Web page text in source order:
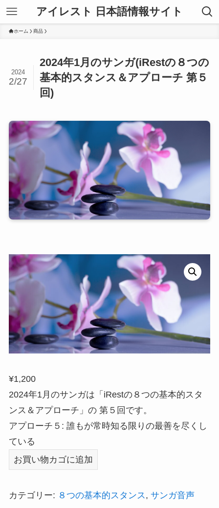
アイレスト 日本語情報サイト
ホーム 商品
2024年1月のサンガ(iRestの８つの
基本的スタンス＆アプローチ 第５
回)
2024
2/27
¥1,200
2024年1月のサンガは「iRestの８つの基本的スタ
ンス＆アプローチ」の 第５回です。
アプローチ５: 誰もが常時知る限りの最善を尽くし
ている
2024
年
お買い物カゴに追加
カテゴリー: ８つの基本的スタンス, サンガ音声